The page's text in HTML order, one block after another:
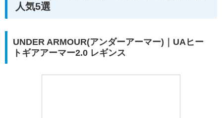
人気5選
UNDER ARMOUR(アンダーアーマー)｜UAヒー
トギアアーマー2.0 レギンス